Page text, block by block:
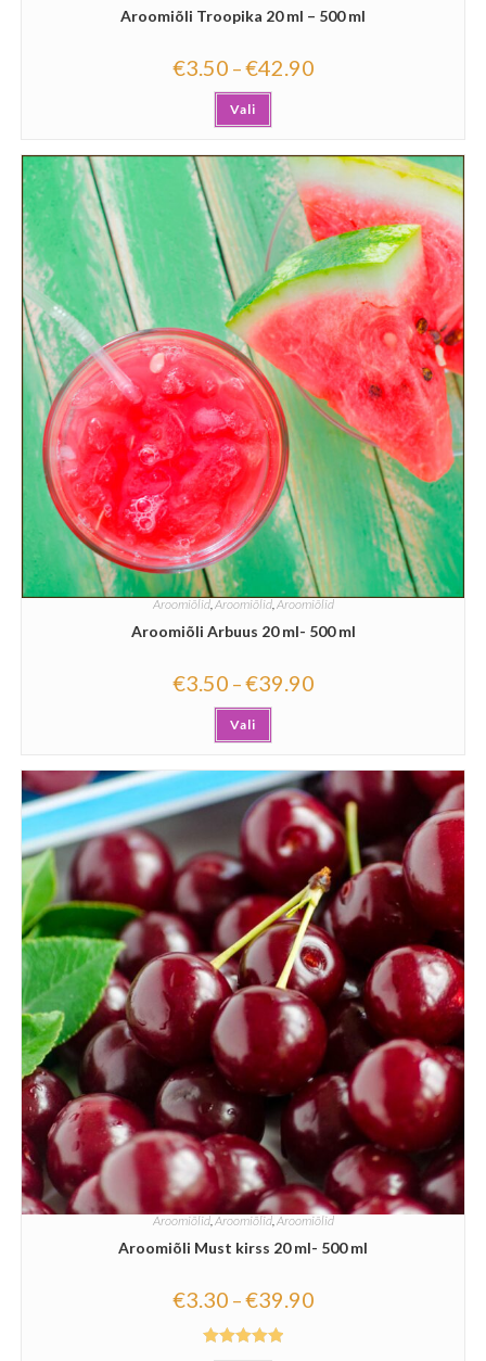
Aroomiõli Troopika 20 ml – 500 ml
€3.50 –€42.90
Vali
Aroomiõlid,Aroomiõlid,Aroomiõlid
Aroomiõli Arbuus 20 ml- 500 ml
€3.50 –€39.90
Vali
Aroomiõlid,Aroomiõlid,Aroomiõlid
Aroomiõli Must kirss 20 ml- 500 ml
€3.30 –€39.90
Hinnanguga